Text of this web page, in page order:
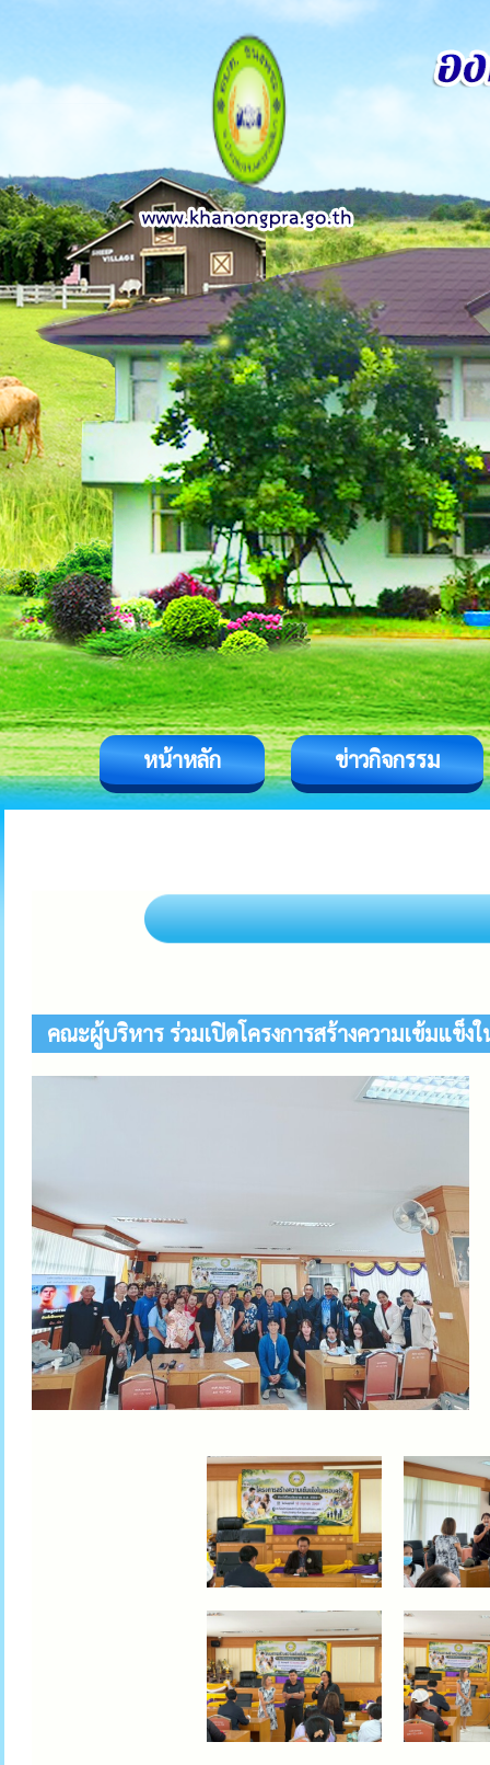
หน้าหลัก ข่าวกิจกรรม
คณะผู้บริหาร ร่วมเปิดโครงการสร้างความเข้มแ